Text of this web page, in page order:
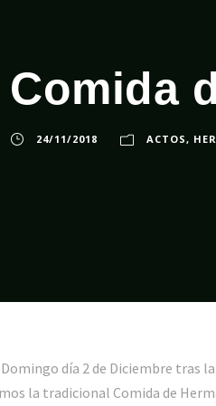
Comida
24/11/2018 ACTOS,
día 2 de Diciembre tras
la tradicional Comida de